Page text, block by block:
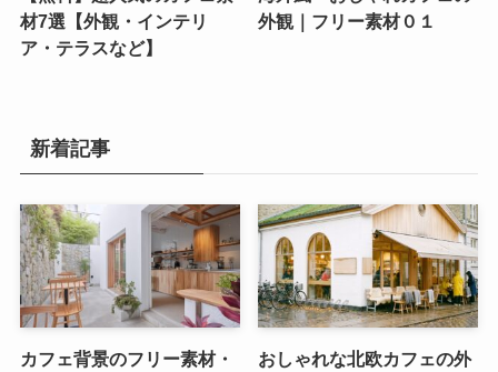
材7選【外観・インテリ
ア・テラスなど】
外観｜フリー素材０１
新着記事
カフェ背景のフリー素材・
おしゃれな北欧カフェの外